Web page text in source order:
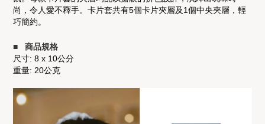
尚，令人愛不釋手。卡片套共有5個卡片夾層及1個中央夾層，輕
巧簡約。
■ 商品規格
尺寸: 8 x 10公分
重量: 20公克